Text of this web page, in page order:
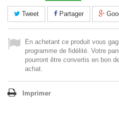
Tweet Partager
En achetant ce produit vous
programme de fidélité. Votre
pourront être convertis en bon
achat.
Imprimer